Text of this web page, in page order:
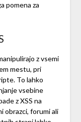
pomena za
z vsemi
mestu, pri
To lahko
vsebine
z XSS na
obrazci, forumi ali